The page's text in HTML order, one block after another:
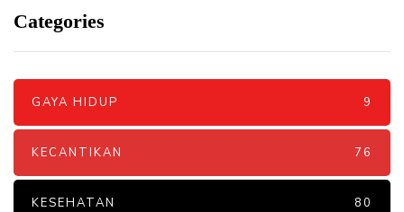
Categories
GAYA HIDUP 9
KECANTIKAN 76
KESEHATAN 80